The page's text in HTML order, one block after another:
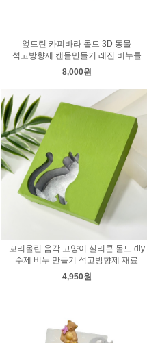
엎드린 카피바라 몰드 3D 동물
석고방향제 캔들만들기 레진 비누틀
8,000원
꼬리올린 음각 고양이 실리콘 몰드 diy
수제 비누 만들기 석고방향제 재료
4,950원